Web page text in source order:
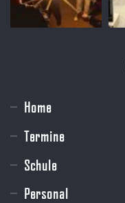
Home
Termine
Schule
Personal